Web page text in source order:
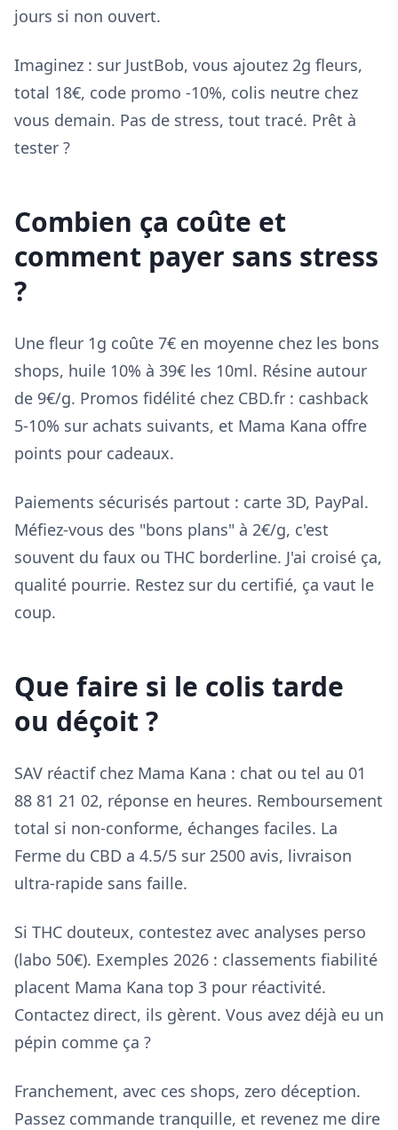
jours si non ouvert.
Imaginez : sur JustBob, vous ajoutez 2g fleurs,
total 18€, code promo -10%, colis neutre chez
vous demain. Pas de stress, tout tracé. Prêt à
tester ?
Combien ça coûte et
comment payer sans stress
?
Une fleur 1g coûte 7€ en moyenne chez les bons
shops, huile 10% à 39€ les 10ml. Résine autour
de 9€/g. Promos fidélité chez CBD.fr : cashback
5-10% sur achats suivants, et Mama Kana offre
points pour cadeaux.
Paiements sécurisés partout : carte 3D, PayPal.
Méfiez-vous des "bons plans" à 2€/g, c'est
souvent du faux ou THC borderline. J'ai croisé ça,
qualité pourrie. Restez sur du certifié, ça vaut le
coup.
Que faire si le colis tarde
ou déçoit ?
SAV réactif chez Mama Kana : chat ou tel au 01
88 81 21 02, réponse en heures. Remboursement
total si non-conforme, échanges faciles. La
Ferme du CBD a 4.5/5 sur 2500 avis, livraison
ultra-rapide sans faille.
Si THC douteux, contestez avec analyses perso
(labo 50€). Exemples 2026 : classements fiabilité
placent Mama Kana top 3 pour réactivité.
Contactez direct, ils gèrent. Vous avez déjà eu un
pépin comme ça ?
Franchement, avec ces shops, zero déception.
Passez commande tranquille, et revenez me dire